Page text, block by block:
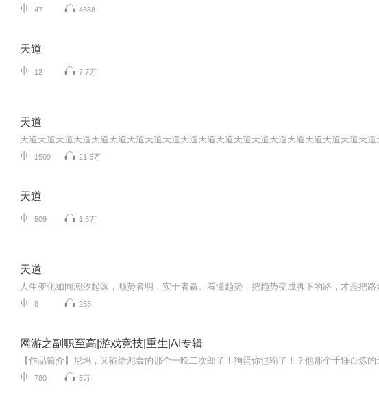
47 4388
天道
12 7.7万
天道
1509 21.5万
天道
509 1.6万
天道
人生变化如同潮汐起落，顺势者明，实干者赢。看懂趋势，把趋势变成脚下的路，才是把路
8 253
网游之副职至高|游戏竞技|重生|AI专辑
780 5万